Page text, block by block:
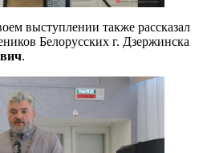
выступлении также рассказал
Белорусских г. Дзержинска
.